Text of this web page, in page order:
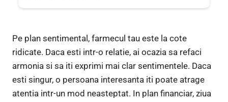
Pe plan sentimental, farmecul tau este la cote
ridicate. Daca esti intr-o relatie, ai ocazia sa refaci
armonia si sa iti exprimi mai clar sentimentele. Daca
esti singur, o persoana interesanta iti poate atrage
atentia intr-un mod neasteptat. In plan financiar, ziua